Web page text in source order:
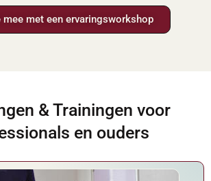
mee met een ervaringsworkshop
& Trainingen voor
en ouders